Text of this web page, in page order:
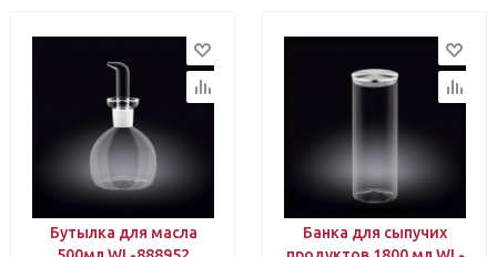
Бутылка для масла
Банка для сыпучих